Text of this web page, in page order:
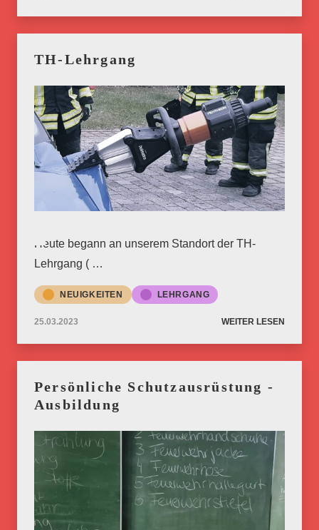
TH-Lehrgang
Heute begann an unserem Standort der TH-
Lehrgang ( …
NEUIGKEITEN LEHRGANG
25.03.2023 WEITER LESEN
Persönliche Schutzausrüstung -
Ausbildung